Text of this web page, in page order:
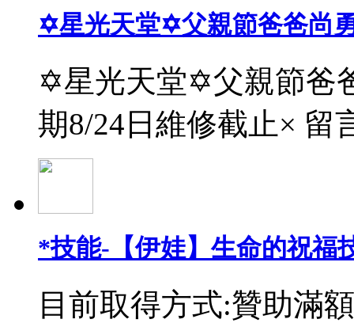
✡星光天堂✡父親節爸爸尚
✡星光天堂✡父親節爸
期8/24日維修截止× 留
*技能-【伊娃】生命的祝福
目前取得方式:贊助滿